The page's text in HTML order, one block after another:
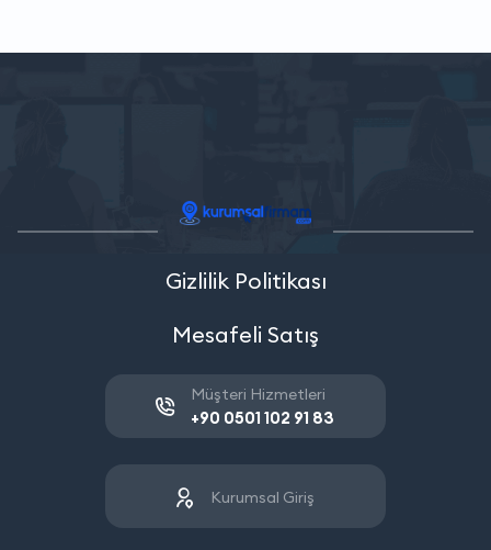
Gizlilik Politikası
Mesafeli Satış
Müşteri Hizmetleri
+90 0501 102 91 83
Kurumsal Giriş